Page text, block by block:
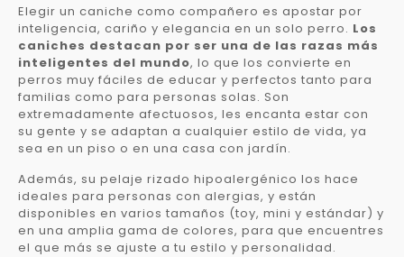
Elegir un caniche como compañero es apostar por
inteligencia, cariño y elegancia en un solo perro. Los
caniches destacan por ser una de las razas más
inteligentes del mundo, lo que los convierte en
perros muy fáciles de educar y perfectos tanto para
familias como para personas solas. Son
extremadamente afectuosos, les encanta estar con
su gente y se adaptan a cualquier estilo de vida, ya
sea en un piso o en una casa con jardín.
Además, su pelaje rizado hipoalergénico los hace
ideales para personas con alergias, y están
disponibles en varios tamaños (toy, mini y estándar) y
en una amplia gama de colores, para que encuentres
el que más se ajuste a tu estilo y personalidad.